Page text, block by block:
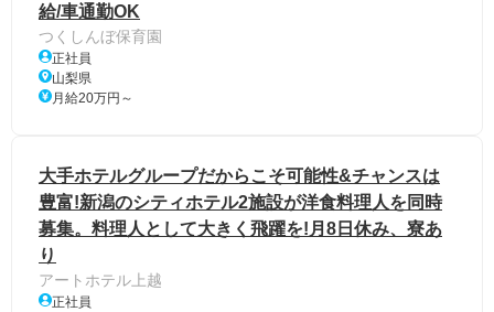
給/車通勤OK
つくしんぼ保育園
正社員
山梨県
月給20万円～
大手ホテルグループだからこそ可能性&チャンスは
豊富!新潟のシティホテル2施設が洋食料理人を同時
募集。料理人として大きく飛躍を!月8日休み、寮あ
り
アートホテル上越
正社員